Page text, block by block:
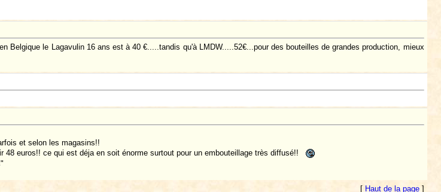
Belgique le Lagavulin 16 ans est à 40 €.....tandis qu'à LMDW.....52€...pour des bouteilles de grandes production, mieux
et selon les magasins!!
euros!! ce qui est déja en soit énorme surtout pour un embouteillage très diffusé!!
[ Haut de la page]